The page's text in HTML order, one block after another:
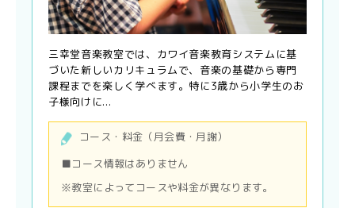
三幸堂音楽教室では、カワイ音楽教育システムに基
づいた新しいカリキュラムで、音楽の基礎から専門
課程までを楽しく学べます。特に3歳から小学生のお
子様向けに...
コース・料金（月会費・月謝）
■コース情報はありません
※教室によってコースや料金が異なります。